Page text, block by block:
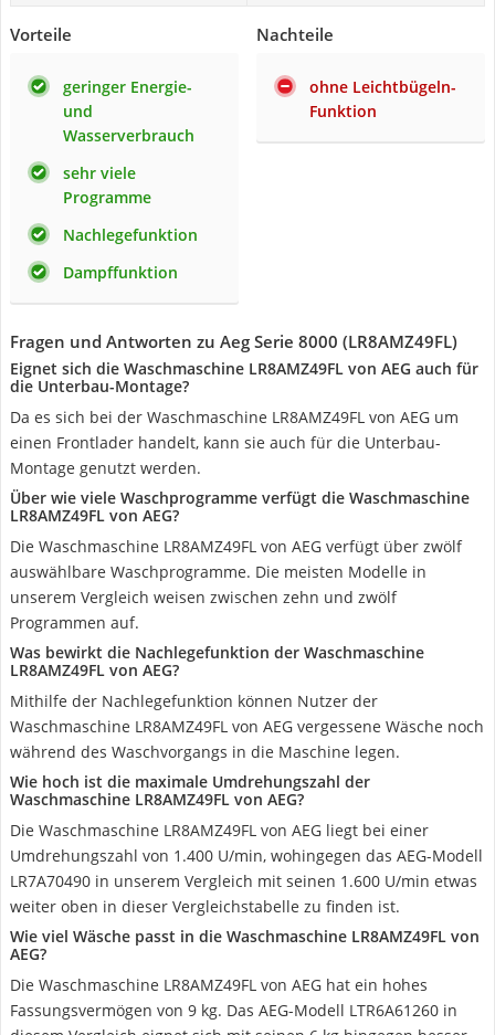
Vorteile
geringer Energie-
und
Wasserverbrauch
sehr viele
Programme
Nachlegefunktion
Dampffunktion
Nachteile
ohne Leichtbügeln-
Funktion
Fragen und Antworten zu Aeg Serie 8000 (LR8AMZ49FL)
Eignet sich die Waschmaschine LR8AMZ49FL von AEG auch für
die Unterbau-Montage?
Da es sich bei der Waschmaschine LR8AMZ49FL von AEG um
einen Frontlader handelt, kann sie auch für die Unterbau-
Montage genutzt werden.
Über wie viele Waschprogramme verfügt die Waschmaschine
LR8AMZ49FL von AEG?
Die Waschmaschine LR8AMZ49FL von AEG verfügt über zwölf
auswählbare Waschprogramme. Die meisten Modelle in
unserem Vergleich weisen zwischen zehn und zwölf
Programmen auf.
Was bewirkt die Nachlegefunktion der Waschmaschine
LR8AMZ49FL von AEG?
Mithilfe der Nachlegefunktion können Nutzer der
Waschmaschine LR8AMZ49FL von AEG vergessene Wäsche noch
während des Waschvorgangs in die Maschine legen.
Wie hoch ist die maximale Umdrehungszahl der
Waschmaschine LR8AMZ49FL von AEG?
Die Waschmaschine LR8AMZ49FL von AEG liegt bei einer
Umdrehungszahl von 1.400 U/min, wohingegen das AEG-Modell
LR7A70490 in unserem Vergleich mit seinen 1.600 U/min etwas
weiter oben in dieser Vergleichstabelle zu finden ist.
Wie viel Wäsche passt in die Waschmaschine LR8AMZ49FL von
AEG?
Die Waschmaschine LR8AMZ49FL von AEG hat ein hohes
Fassungsvermögen von 9 kg. Das AEG-Modell LTR6A61260 in